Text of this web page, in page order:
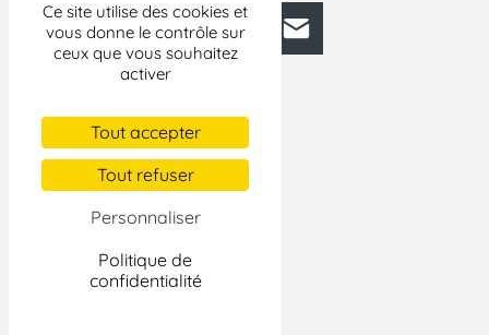
Ce site utilise des cookies et
vous donne le contrôle sur
ceux que vous souhaitez
activer
Tout accepter
Tout refuser
Personnaliser
Politique de
confidentialité
FacebookBlueskyMastodonLinkedIn